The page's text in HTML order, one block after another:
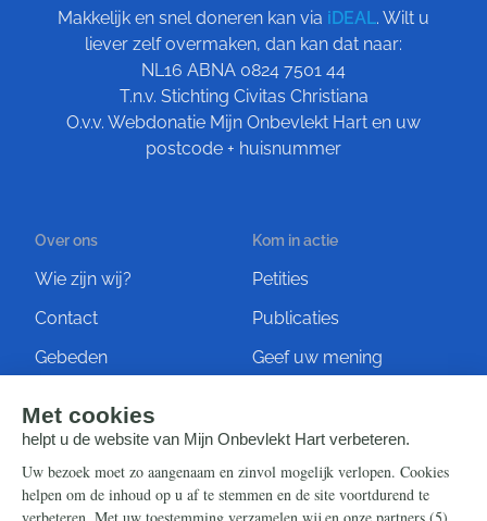
Makkelijk en snel doneren kan via iDEAL. Wilt u
liever zelf overmaken, dan kan dat naar:
NL16 ABNA 0824 7501 44
T.n.v. Stichting Civitas Christiana
O.v.v. Webdonatie Mijn Onbevlekt Hart en uw
postcode + huisnummer
Over ons
Wie zijn wij?
Contact
Gebeden
Kom in actie
Petities
Publicaties
Geef uw mening
Steun ons
Nieuwsbrief
Info
Contact